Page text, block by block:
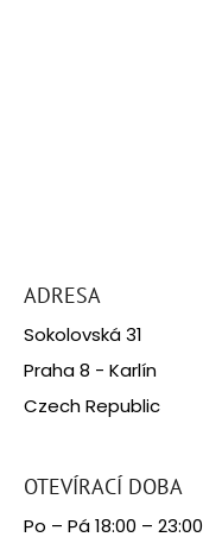
ADRESA
Sokolovská 31
Praha 8 - Karlín
Czech Republic
OTEVÍRACÍ DOBA
Po – Pá 18:00 – 23:00